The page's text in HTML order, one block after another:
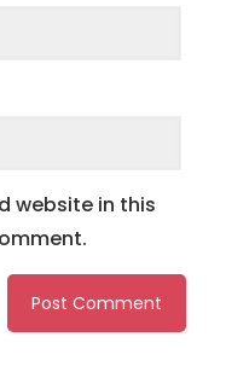
website in this